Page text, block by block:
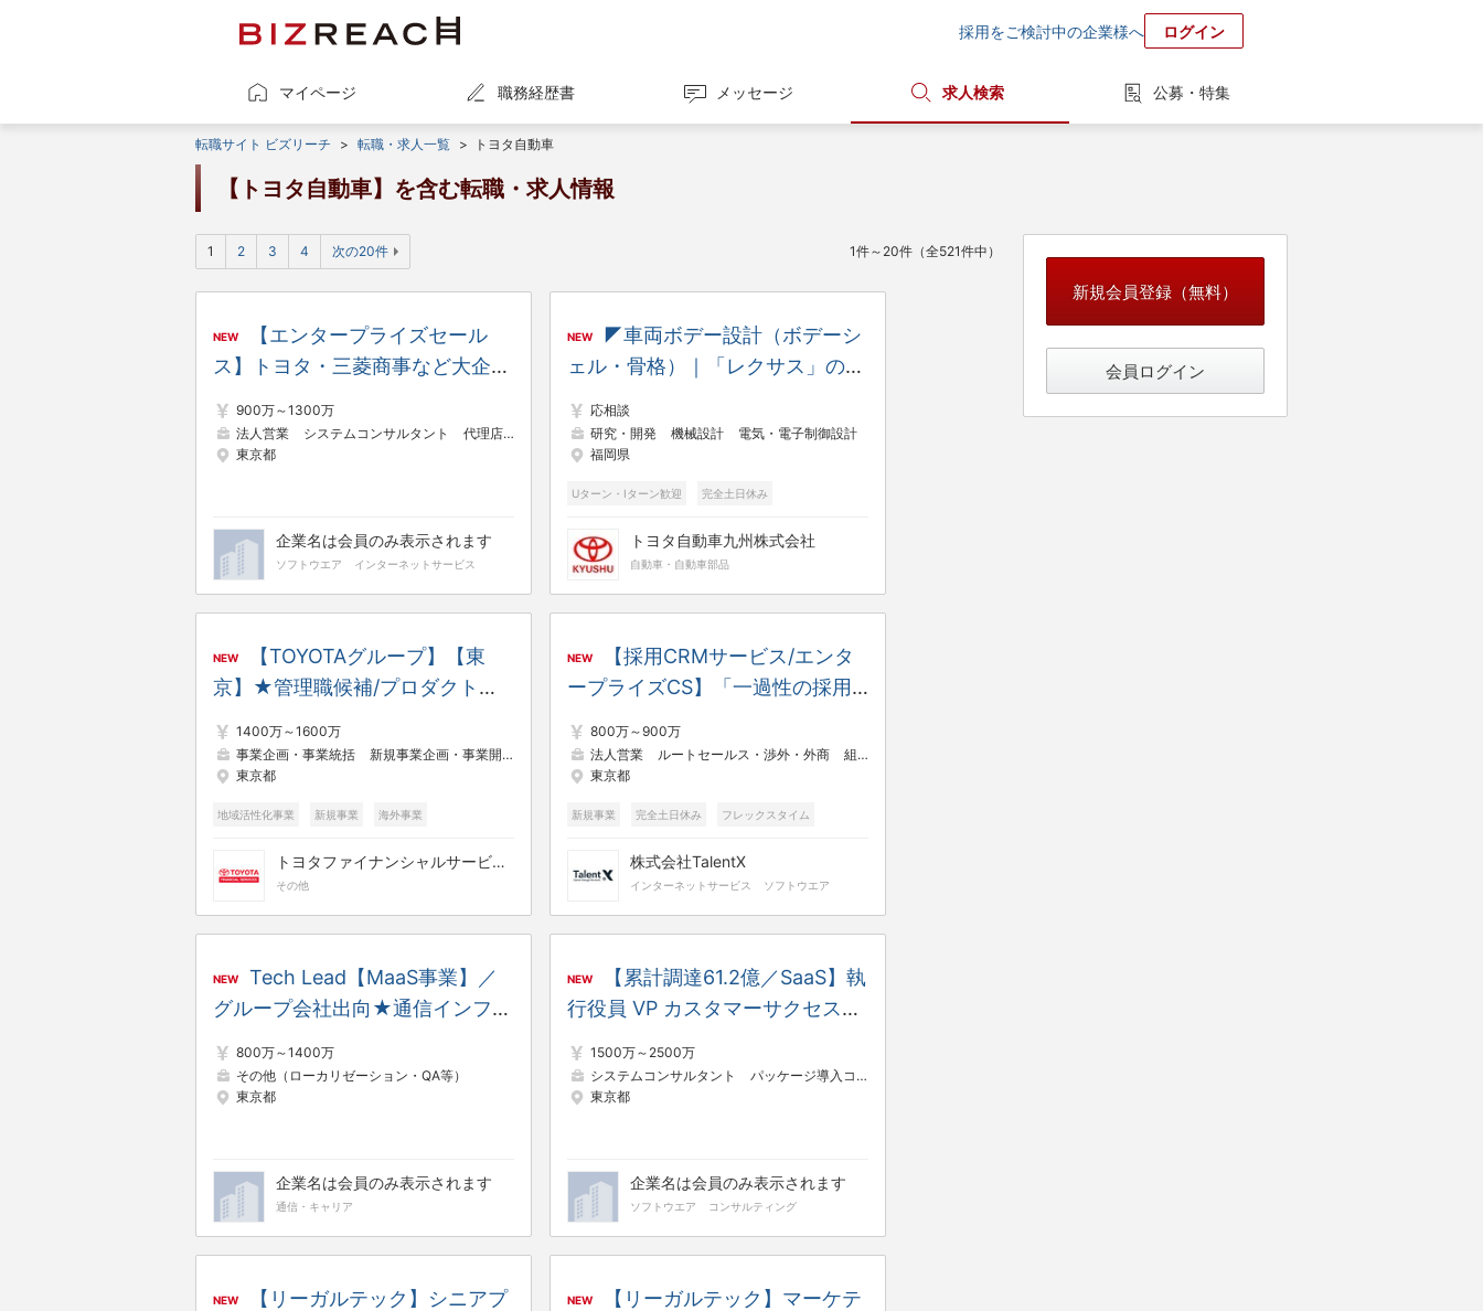
採用をご検討中の企業様へ ログイン
マイページ 職務経歴書 メッセージ 求人検索 公募・特集
転職サイト ビズリーチ > 転職・求人一覧 > トヨタ自動車
【トヨタ自動車】を含む転職・求人情報
1件～20件（全521件中）
1 2 3 4 次の20件
NEW
【エンタープライズセール
ス】トヨタ・三菱商事など大企業
ルテックのセールスリーダー候補
900万～1300万
法人営業
システムコンサルタント
代理店営業・アライアンス
東京都
企業名は会員のみ表示されます
ソフトウエア インターネットサービス
NEW
◤車両ボデー設計（ボデーシ
ェル・骨格）｜「レクサス」の主
号である「プラチナ賞」を通算6
回受賞◆UIJターン歓迎（各種補
助有り）
応相談
研究・開発
機械設計
電気・電子制御設計
福岡県
Uターン・Iターン歓迎 完全土日休み
トヨタ自動車九州株式会社
自動車・自動車部品
NEW
【TOYOTAグループ】【東
京】★管理職候補/プロダクト戦
1400万～1600万
事業企画・事業統括
新規事業企画・事業開発
東京都
地域活性化事業 新規事業 海外事業
フレックスタイム
トヨタファイナンシャルサービス株式会社
その他
NEW
【採用CRMサービス/エンタ
ープライズCS】「一過性の採用
力向上」支援へ｜20代で新規事
業責任者への抜擢実績3名
800万～900万
法人営業
ルートセールス・渉外・外商
組織・人事コンサルタント
東京都
新規事業 完全土日休み フレックスタイム
株式会社TalentX
インターネットサービス ソフトウエア
NEW
Tech Lead【MaaS事業】／
グループ会社出向★通信インフラ
業★
800万～1400万
その他（ローカリゼーション・QA等）
東京都
企業名は会員のみ表示されます
通信・キャリア
NEW
【累計調達61.2億／SaaS】執
行役員 VP カスタマーサクセス
Salesforce常務執行役員など優秀
な経営陣が事業を牽引！
1500万～2500万
システムコンサルタント
パッケージ導入コンサルタント
東京都
企業名は会員のみ表示されます
ソフトウエア コンサルティング
NEW
【リーガルテック】シニアプ
NEW
【リーガルテック】マーケテ
新規会員登録（無料）
会員ログイン